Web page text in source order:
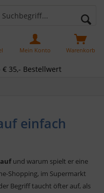
35,- Bestellwert
Warenkorb
Mein Konto
einfach
und warum spielt er eine
Shopping, im Supermarkt
Begriff taucht öfter auf, als